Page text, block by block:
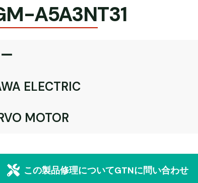
A5A3NT31
ELECTRIC
MOTOR
この製品修理についてGTNに問い合わせ